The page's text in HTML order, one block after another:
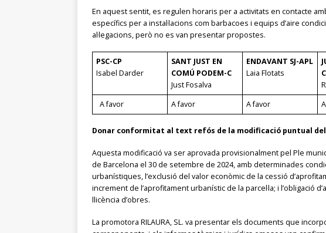
En aquest sentit, es regulen horaris per a activitats en contacte
específics per a instal·lacions com barbacoes i equips d’aire
al·legacions, però no es van presentar propostes​.
PSC-CP
Isabel Darder
SANT JUST EN
COMÚ PODEM-C
Just Fosalva
ENDAVANT SJ-APL
Laia Flotats
A favor A favor A favor
Donar conformitat al text refós de la modificació puntual del
Aquesta modificació va ser aprovada provisionalment pel Ple
de Barcelona el 30 de setembre de 2024, amb determinades
urbanístiques, l’exclusió del valor econòmic de la cessió
increment de l’aprofitament urbanístic de la parcel·la; i l’obligació
llicència d’obres.
La promotora RILAURA, SL. va presentar els documents que